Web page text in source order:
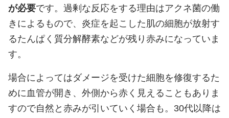
が必要です。過剰な反応をする理由はアクネ菌の働
きによるもので、炎症を起こした肌の細胞が放射す
るたんぱく質分解酵素などが残り赤みになっていま
す。
場合によってはダメージを受けた細胞を修復するた
めに血管が開き、外側から赤く見えることもありま
すので自然と赤みが引いていく場合も。30代以降は